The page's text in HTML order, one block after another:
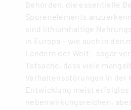
Behörden, die essentielle
Spurenelements
sind lithiumhaltige
in Europa – wie auch in den
Ländern der Welt – sogar
Tatsache, dass viele
Verhaltensstörungen in der
Entwicklung meist erfolglos
nebenwirkungsreichen,